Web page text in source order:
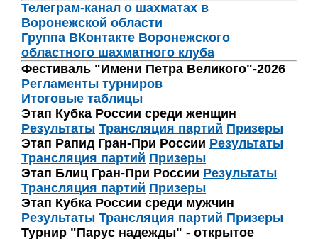
Телеграм-канал о шахматах в
Воронежской области
Группа ВКонтакте Воронежского
областного шахматного клуба
Фестиваль "Имени Петра Великого"-2026
Регламенты турниров
Итоговые таблицы
Этап Кубка России среди женщин
Результаты Трансляция партий Призеры
Этап Рапид Гран-При России Результаты
Трансляция партий Призеры
Этап Блиц Гран-При России Результаты
Трансляция партий Призеры
Этап Кубка России среди мужчин
Результаты Трансляция партий Призеры
Турнир "Парус надежды" - открытое